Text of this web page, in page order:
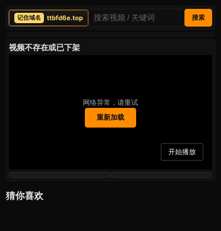
ttbfd6e.top 搜索
视频不存在或已下架
网络异常，请重试
重新加载
开始播放
猜你喜欢